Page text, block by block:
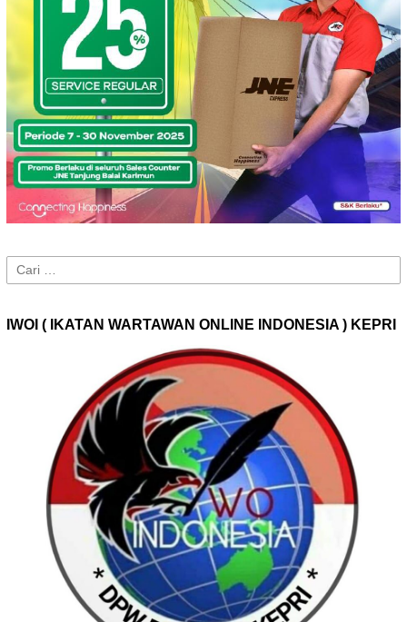
Cari
untuk:
IWOI ( IKATAN WARTAWAN ONLINE INDONESIA ) KEPRI